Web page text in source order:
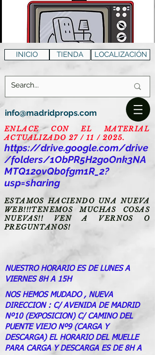
INICIO TIENDA LOCALIZACIÓN
info@madridprops.com
ENLACE CON EL MATERIAL
ACTUALIZADO 27 / 11 / 2025.
https://drive.google.com/drive
/folders/1ObPR5H2goOnk3NA
MTQ12ovQb0fgm1R_2?
usp=sharing
ESTAMOS HACIENDO UNA NUEVA
WEB!!!TENEMOS MUCHAS COSAS
NUEVAS!! VEN A VERNOS O
PREGUNTANOS!
NUESTRO HORARIO ES DE LUNES A
VIERNES 8H A 15H
NOS HEMOS MUDADO , NUEVA
DIRECCION : C/ AVENIDA DE MADRID
Nº10 (EXPOSICION) C/ CAMINO DEL
PUENTE VIEJO Nº9 (CARGA Y
DESCARGA) EL HORARIO DEL MUELLE
PARA CARGA Y DESCARGA ES DE 8H A